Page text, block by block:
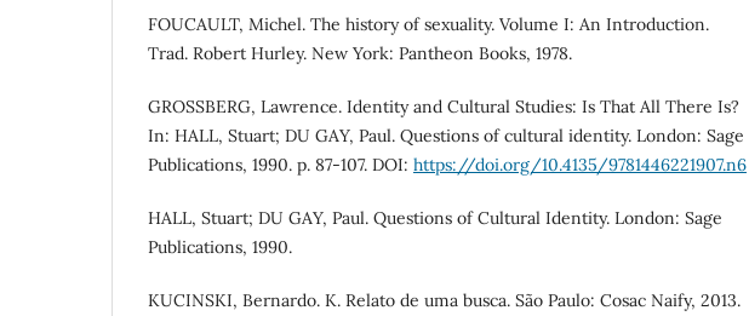
FOUCAULT, Michel. The history of sexuality. Volume I: An Introduction.
Trad. Robert Hurley. New York: Pantheon Books, 1978.
GROSSBERG, Lawrence. Identity and Cultural Studies: Is That All There Is?
In: HALL, Stuart; DU GAY, Paul. Questions of cultural identity. London: Sage
Publications, 1990. p. 87-107. DOI: https://doi.org/10.4135/9781446221907.n6
HALL, Stuart; DU GAY, Paul. Questions of Cultural Identity. London: Sage
Publications, 1990.
KUCINSKI, Bernardo. K. Relato de uma busca. São Paulo: Cosac Naify, 2013.